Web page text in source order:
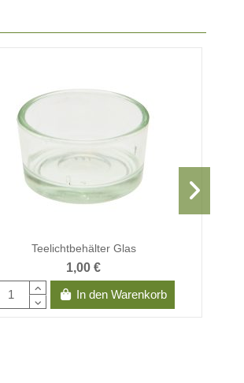
Teelichtbehälter Glas
1,00 €
In den Warenkorb